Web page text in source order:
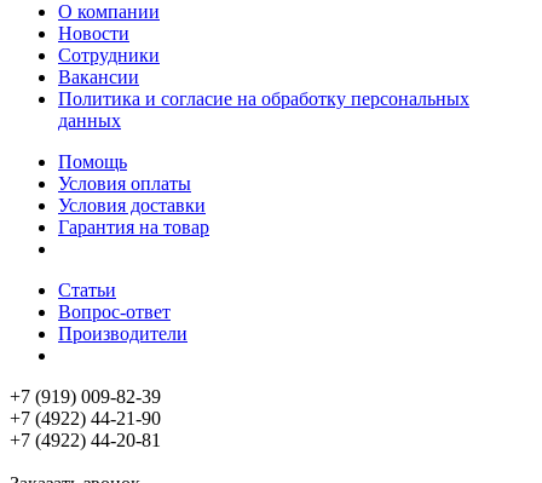
О компании
Новости
Сотрудники
Вакансии
Политика и согласие на обработку персональных
данных
Помощь
Условия оплаты
Условия доставки
Гарантия на товар
Статьи
Вопрос-ответ
Производители
+7 (919) 009-82-39
+7 (4922) 44-21-90
+7 (4922) 44-20-81